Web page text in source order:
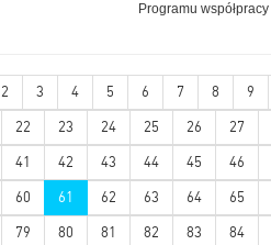
Programu
2 3 4 5 6 7 8 9
22 23 24 25 26 27
41 42 43 44 45 46
60 61 62 63 64 65
79 80 81 82 83 84